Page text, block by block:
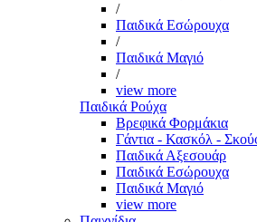
/
Παιδικά Εσώρουχα
/
Παιδικά Μαγιό
/
view more
Παιδικά Ρούχα
Βρεφικά Φορμάκια
Γάντια - Κασκόλ -
Παιδικά Αξεσουάρ
Παιδικά Εσώρουχα
Παιδικά Μαγιό
view more